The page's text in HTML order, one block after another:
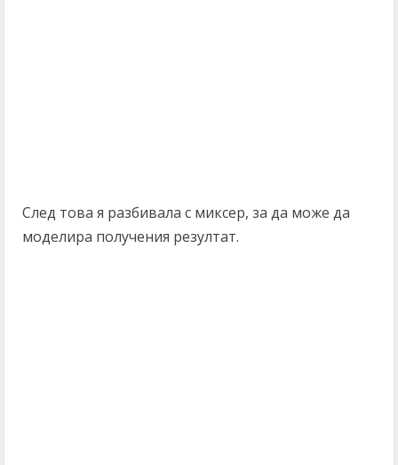
След това я разбивала с миксер, за да може да
моделира получения резултат.